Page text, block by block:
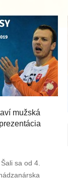
mužská
sa od 4.